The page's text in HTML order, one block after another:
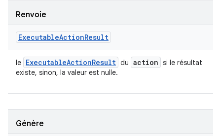
Renvoie
ExecutableActionResult
le ExecutableActionResult du action si le résultat
existe, sinon, la valeur est nulle.
Génère